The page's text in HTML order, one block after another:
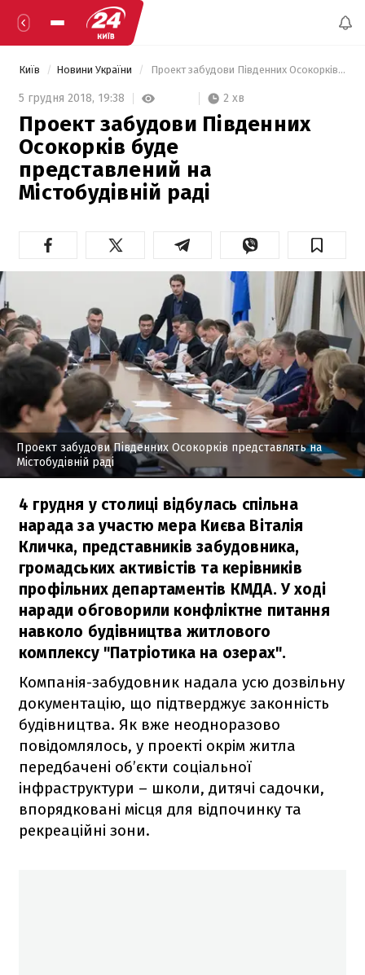
Київ Новини України Проект забудови Південних Осокорків буде представлений на Містобудівній раді
5 грудня 2018, 19:38 2 хв
Проект забудови Південних
Осокорків буде
представлений на
Містобудівній раді
Проект забудови Південних Осокорків представлять на
Містобудівній раді
4 грудня у столиці відбулась спільна
нарада за участю мера Києва Віталія
Кличка, представників забудовника,
громадських активістів та керівників
профільних департаментів КМДА. У ході
наради обговорили конфліктне питання
навколо будівництва житлового
комплексу "Патріотика на озерах".
Компанія-забудовник надала усю дозвільну
документацію, що підтверджує законність
будівництва. Як вже неодноразово
повідомлялось, у проекті окрім житла
передбачені об’єкти соціальної
інфраструктури – школи, дитячі садочки,
впорядковані місця для відпочинку та
рекреаційні зони.